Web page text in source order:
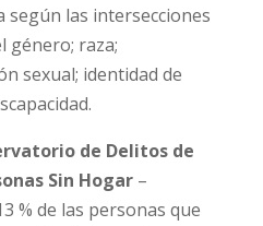
según las intersecciones
género; raza;
sexual; identidad de
de Delitos de
Sin Hogar–
% de las personas que